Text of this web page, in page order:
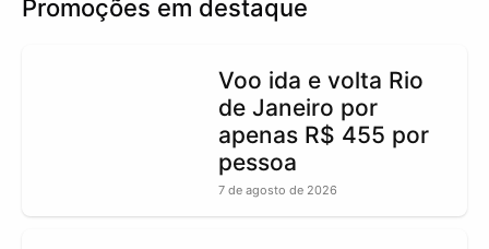
Promoções em destaque
Voo ida e volta Rio
de Janeiro por
apenas R$ 455 por
pessoa
7 de agosto de 2026